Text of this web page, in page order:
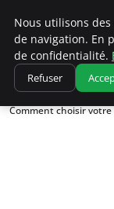
Correze Co
Accueil
Conseils de
Comment choisir
Nous utilisons
de navigation. En
de confidentialité.
Refuser